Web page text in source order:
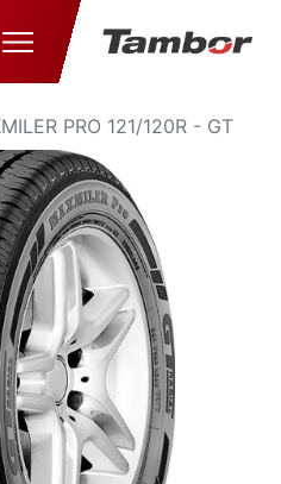
PRO 121/120R - GT